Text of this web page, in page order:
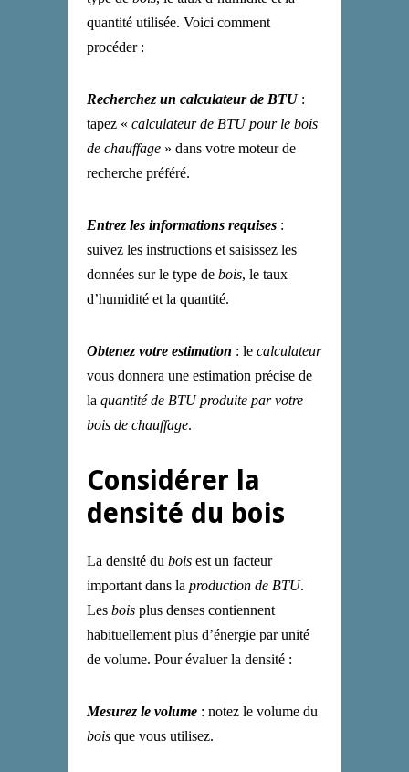
quantité utilisée. Voici comment
procéder :
Recherchez un calculateur de BTU:
tapez « calculateur de BTU pour le bois
de chauffage » dans votre moteur de
recherche préféré.
Entrez les informations requises :
suivez les instructions et saisissez les
données sur le type de bois, le taux
d’humidité et la quantité.
Obtenez votre estimation : le calculateur
vous donnera une estimation précise de
la quantité de BTU produite par votre
bois de chauffage.
Considérer la
densité du bois
La densité du bois est un facteur
important dans la production de BTU.
Les bois plus denses contiennent
habituellement plus d’énergie par unité
de volume. Pour évaluer la densité :
Mesurez le volume : notez le volume du
bois que vous utilisez.